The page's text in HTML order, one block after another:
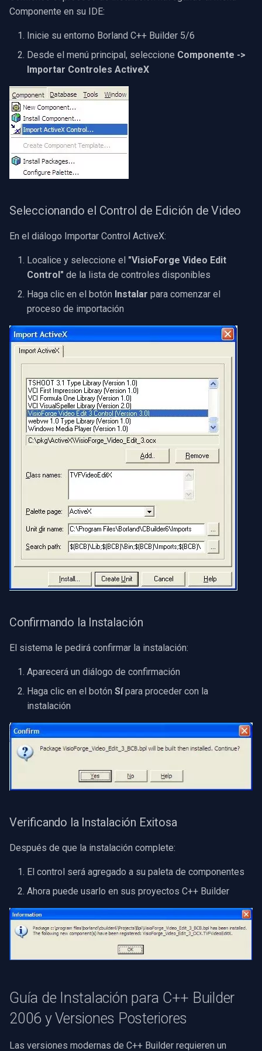
Compositor de Video en
AMA
OpenGL
AWS
Específico de Windows
Específico de Linux
Específico de Apple
Swann
FLIR / Teledyne
INSTAR
Zmodo
Arecont Vision
JVC
LG
Linksys
LTS
Q-See
Speco Technologies
EverFocus
ABUS
Mobotix
Avigilon
LILIN
CP Plus
Sanyo
BrickCom
Edimax
Hanwha Vision
Tiandy
EZVIZ
Wisenet
Annke
Crossbar de Entrada de Video
Renderizador de Video
Instalación
Configurando la Ubicación
Finalizando la Importación
del Componente
Guardando el Proyecto del
Paquete
Instalando el Paquete del
Componente
Verificación y Uso
Recursos Adicionales y
Obteniendo Ayuda con la
Implementación
Ejemplos de Código y
Documentación
Solución de Problemas
Comunes de Instalación
Componente en su IDE:
Inicie su entorno Borland C++ Builder 5/6
Desde el menú principal, seleccione Componente ->
Importar Controles ActiveX
Seleccionando el Control de Edición de Video
En el diálogo Importar Control ActiveX:
Localice y seleccione el "VisioForge Video Edit
Control" de la lista de controles disponibles
Haga clic en el botón Instalar para comenzar el
proceso de importación
Confirmando la Instalación
El sistema le pedirá confirmar la instalación:
Aparecerá un diálogo de confirmación
Haga clic en el botón Sípara proceder con la
instalación
Verificando la Instalación Exitosa
Después de que la instalación complete:
El control será agregado a su paleta de componentes
Ahora puede usarlo en sus proyectos C++ Builder
Guía de Instalación para C++ Builder
2006 y Versiones Posteriores
Las versiones modernas de C++ Builder requieren un